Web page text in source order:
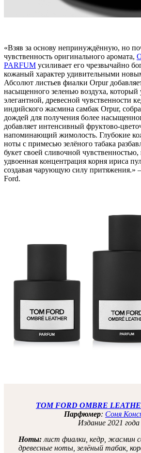
«Взяв за основу непринуждённую, но
чувственность оригинального аромата,
PARFUM усиливает его чрезвычайно
кожаный характер удивительными
Абсолют листьев фиалки Orpur
насыщенного зеленью воздуха, который
элегантной, древесной чувственности
индийского жасмина самбак Orpur,
дождей для получения более
добавляет интенсивный фруктово-
напоминающий жимолость. Глубокие
ноты с примесью зелёного табака
букет своей сливочной чувственностью,
удвоенная концентрация корня ириса
создавая чарующую силу притяжения.»
Ford.
TOM FORD OMBRE
Парфюмер: Соня
Издание 2021 года
Ноты: лист фиалки, кедр, жасмин
древесные ноты, зелёный табак,